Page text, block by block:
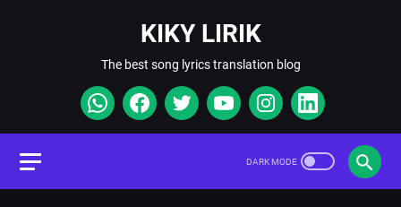
KIKY LIRIK
The best song lyrics translation blog